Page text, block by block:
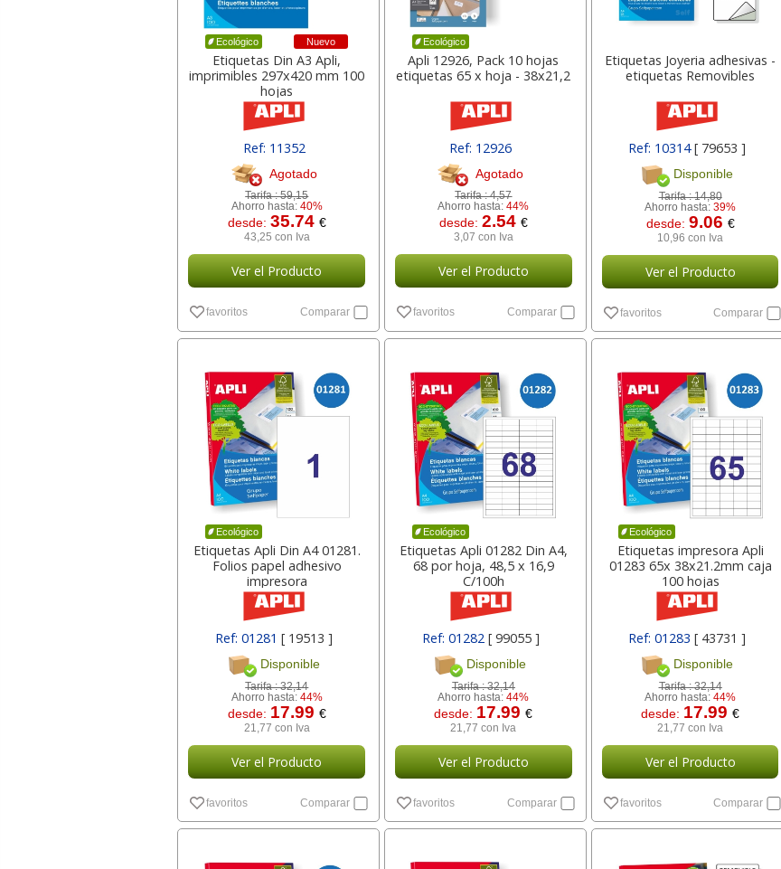
Ecológico Nuevo
Etiquetas Din A3 Apli,
imprimibles 297x420 mm 100
hojas
Ref: 11352
Agotado
Tarifa :59,15
Ahorro hasta: 40%
desde: 35.74 €
43,25 con Iva
Ver el Producto
favoritos Comparar
Ecológico
Apli 12926, Pack 10 hojas
etiquetas 65 x hoja - 38x21,2
Ref: 12926
Agotado
Tarifa :4,57
Ahorro hasta:44%
desde: 2.54 €
3,07 con Iva
Ver el Producto
favoritos Comparar
Etiquetas Joyeria adhesivas -
etiquetas Removibles
Ref: 10314[ 79653 ]
Disponible
Tarifa :14,80
Ahorro hasta: 39%
desde: 9.06 €
10,96 con Iva
Ver el Producto
favoritos Comparar
Ecológico
Etiquetas Apli Din A4 01281.
Folios papel adhesivo
impresora
Ref: 01281[ 19513 ]
Disponible
Tarifa :32,14
Ahorro hasta: 44%
desde: 17.99 €
21,77 con Iva
Ver el Producto
favoritos Comparar
Ecológico
Etiquetas Apli 01282 Din A4,
68 por hoja, 48,5 x 16,9
C/100h
Ref: 01282 [ 99055 ]
Disponible
Tarifa :32,14
Ahorro hasta:44%
desde: 17.99€
21,77 con Iva
Ver el Producto
favoritos Comparar
Ecológico
Etiquetas impresora Apli
01283 65x 38x21.2mm caja
100 hojas
Ref: 01283[ 43731 ]
Disponible
Tarifa :32,14
Ahorro hasta: 44%
desde: 17.99 €
21,77 con Iva
Ver el Producto
favoritos Comparar